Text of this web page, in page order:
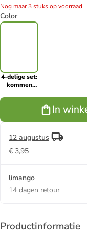
Nog maar 3 stuks op voorraad
Color
4-delige set:
kommen
In
12 augustus
€ 3,95
limango
14 dagen retour
Productinformatie